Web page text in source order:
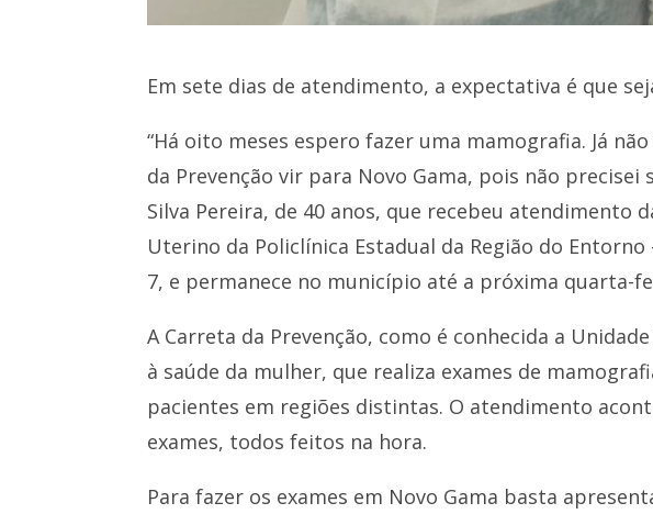
Em sete dias de atendimento, a expectativa é que
“Há oito meses espero fazer uma mamografia. Já
da Prevenção vir para Novo Gama, pois não precisei
Silva Pereira, de 40 anos, que recebeu atendimento
Uterino da Policlínica Estadual da Região do
7, e permanece no município até a próxima quarta-
A Carreta da Prevenção, como é conhecida a
à saúde da mulher, que realiza exames de
pacientes em regiões distintas. O atendimento
exames, todos feitos na hora.
Para fazer os exames em Novo Gama basta